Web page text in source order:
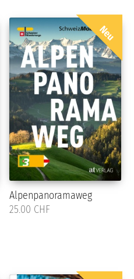
Neu
Alpenpanoramaweg
25.00 CHF